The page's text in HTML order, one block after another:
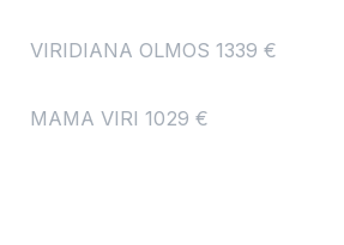
VIRIDIANA OLMOS 1339 €
MAMA VIRI 1029 €